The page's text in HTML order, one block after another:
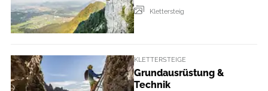
Klettersteig
KLETTERSTEIGE
Grundausrüstung &
Technik